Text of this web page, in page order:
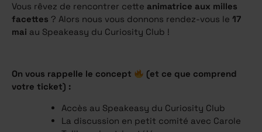
Vous rêvez de rencontrer cette animatrice aux milles
facettes ? Alors nous vous donnons rendez-vous le 17
mai au Speakeasy du Curiosity Club !
On vous rappelle le concept
(et ce que comprend
votre ticket) :
Accès au Speakeasy du Curiosity Club
La discussion en petit comité avec Carole